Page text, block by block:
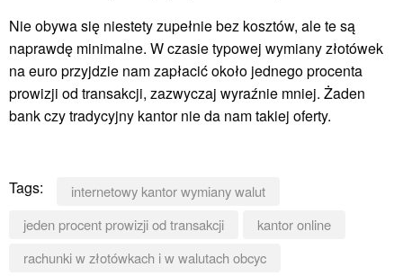
Nie obywa się niestety zupełnie bez kosztów, ale te są
naprawdę minimalne. W czasie typowej wymiany złotówek
na euro przyjdzie nam zapłacić około jednego procenta
prowizji od transakcji, zazwyczaj wyraźnie mniej. Żaden
bank czy tradycyjny kantor nie da nam takiej oferty.
Tags:
internetowy kantor wymiany walut
jeden procent prowizji od transakcji
kantor online
rachunki w złotówkach i w walutach obcyc